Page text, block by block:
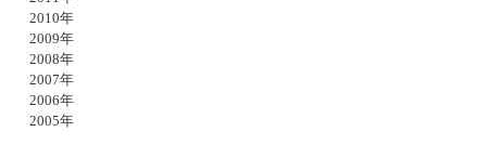
2010年
2009年
2008年
2007年
2006年
2005年